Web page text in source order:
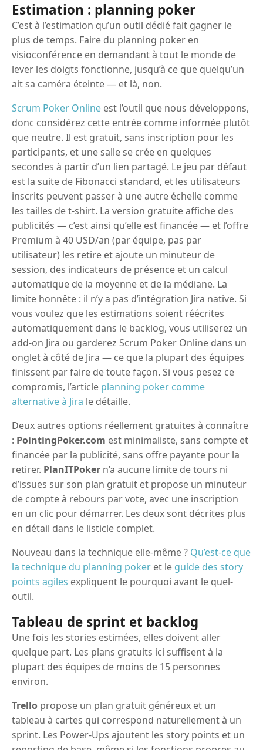
Estimation : planning poker
C’est à l’estimation qu’un outil dédié fait gagner le
plus de temps. Faire du planning poker en
visioconférence en demandant à tout le monde de
lever les doigts fonctionne, jusqu’à ce que quelqu’un
ait sa caméra éteinte — et là, non.
Scrum Poker Online est l’outil que nous développons,
donc considérez cette entrée comme informée plutôt
que neutre. Il est gratuit, sans inscription pour les
participants, et une salle se crée en quelques
secondes à partir d’un lien partagé. Le jeu par défaut
est la suite de Fibonacci standard, et les utilisateurs
inscrits peuvent passer à une autre échelle comme
les tailles de t-shirt. La version gratuite affiche des
publicités — c’est ainsi qu’elle est financée — et l’offre
Premium à 40 USD/an (par équipe, pas par
utilisateur) les retire et ajoute un minuteur de
session, des indicateurs de présence et un calcul
automatique de la moyenne et de la médiane. La
limite honnête : il n’y a pas d’intégration Jira native. Si
vous voulez que les estimations soient réécrites
automatiquement dans le backlog, vous utiliserez un
add-on Jira ou garderez Scrum Poker Online dans un
onglet à côté de Jira — ce que la plupart des équipes
finissent par faire de toute façon. Si vous pesez ce
compromis, l’article planning poker comme
alternative à Jira le détaille.
Deux autres options réellement gratuites à connaître
: PointingPoker.com est minimaliste, sans compte et
financée par la publicité, sans offre payante pour la
retirer. PlanITPoker n’a aucune limite de tours ni
d’issues sur son plan gratuit et propose un minuteur
de compte à rebours par vote, avec une inscription
en un clic pour démarrer. Les deux sont décrites plus
en détail dans le listicle complet.
Nouveau dans la technique elle-même ? Qu’est-ce que
la technique du planning poker et le guide des story
points agiles expliquent le pourquoi avant le quel-
outil.
Tableau de sprint et backlog
Une fois les stories estimées, elles doivent aller
quelque part. Les plans gratuits ici suffisent à la
plupart des équipes de moins de 15 personnes
environ.
Trello propose un plan gratuit généreux et un
tableau à cartes qui correspond naturellement à un
sprint. Les Power-Ups ajoutent les story points et un